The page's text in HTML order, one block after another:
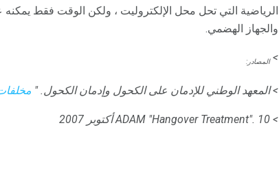
الرياضية التي تحل محل الإلكتروليت ، ولكن الوقت فقط
والجهاز الهضمي.
>المصادر:
> المعهد الوطني للإدمان على الكحول وإدمان الكحول. "
> ADAM "Hangover Treatment". 10 أكتوبر 2007